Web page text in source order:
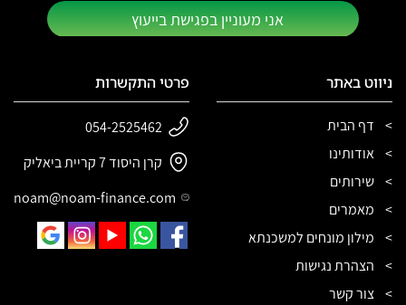
אני מעוניין בפגישת בייעוץ
ניווט באתר
דף הבית
אודותינו
שירותים
מאמרים
מילון מונחים למשכנתא
הצהרת נגישות
צור קשר
פרטי התקשרות
054-2525462
קרן היסוד 7 קריית ביאליק
noam@noam-finance.com